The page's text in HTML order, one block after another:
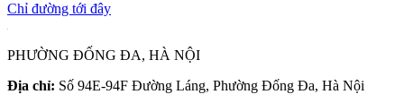
Chỉ đường tới đây
PHƯỜNG ĐỐNG ĐA, HÀ NỘI
Địa chỉ: Số 94E-94F Đường Láng, Phường Đống Đa, Hà Nội